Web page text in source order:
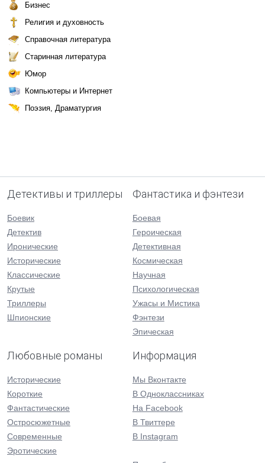
Бизнес
Религия и духовность
Справочная литература
Старинная литература
Юмор
Компьютеры и Интернет
Поэзия, Драматургия
Детективы и триллеры
Боевик
Детектив
Иронические
Исторические
Классические
Крутые
Триллеры
Шпионские
Фантастика и фэнтези
Боевая
Героическая
Детективная
Космическая
Научная
Психологическая
Ужасы и Мистика
Фэнтези
Эпическая
Любовные романы
Исторические
Короткие
Фантастические
Остросюжетные
Современные
Эротические
Информация
Мы Вконтакте
В Одноклассниках
На Facebook
В Твиттере
В Instagram